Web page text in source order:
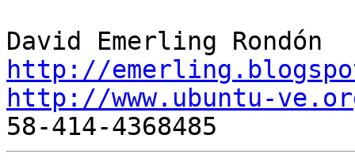
http://
http://www.ubuntu-